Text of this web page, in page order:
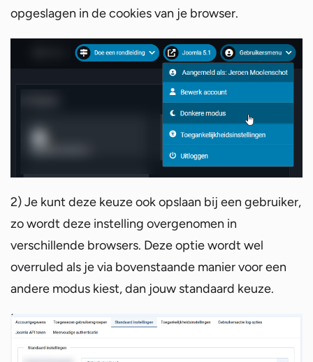
opgeslagen in de cookies van je browser.
2) Je kunt deze keuze ook opslaan bij een gebruiker,
zo wordt deze instelling overgenomen in
verschillende browsers. Deze optie wordt wel
overruled als je via bovenstaande manier voor een
andere modus kiest, dan jouw standaard keuze.